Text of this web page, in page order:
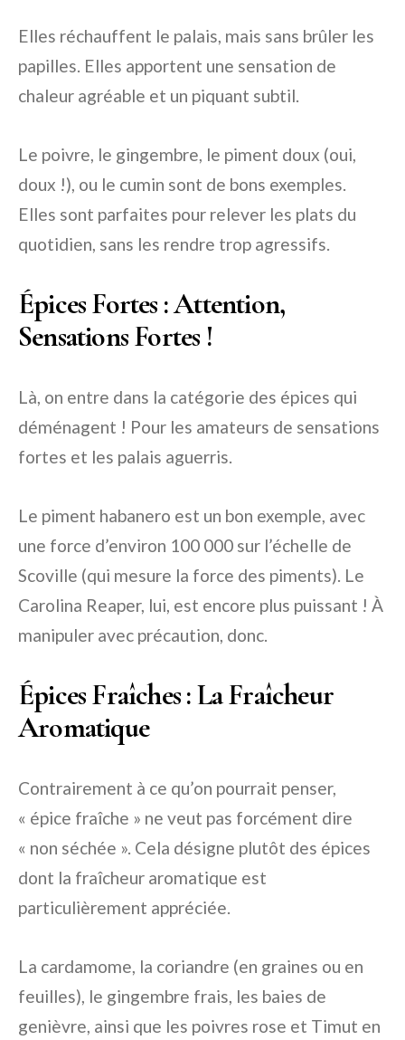
Elles réchauffent le palais, mais sans brûler les
papilles. Elles apportent une sensation de
chaleur agréable et un piquant subtil.
Le poivre, le gingembre, le piment doux (oui,
doux !), ou le cumin sont de bons exemples.
Elles sont parfaites pour relever les plats du
quotidien, sans les rendre trop agressifs.
Épices Fortes : Attention,
Sensations Fortes !
Là, on entre dans la catégorie des épices qui
déménagent ! Pour les amateurs de sensations
fortes et les palais aguerris.
Le piment habanero est un bon exemple, avec
une force d’environ 100 000 sur l’échelle de
Scoville (qui mesure la force des piments). Le
Carolina Reaper, lui, est encore plus puissant ! À
manipuler avec précaution, donc.
Épices Fraîches : La Fraîcheur
Aromatique
Contrairement à ce qu’on pourrait penser,
« épice fraîche » ne veut pas forcément dire
« non séchée ». Cela désigne plutôt des épices
dont la fraîcheur aromatique est
particulièrement appréciée.
La cardamome, la coriandre (en graines ou en
feuilles), le gingembre frais, les baies de
genièvre, ainsi que les poivres rose et Timut en